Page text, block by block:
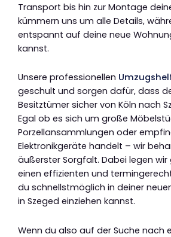
Transport bis hin zur Montage
kümmern uns um alle Details,
entspannt auf deine neue
kannst.
Unsere professionellen
geschult und sorgen dafür, dass
Besitztümer sicher von Köln nach
Egal ob es sich um große
Porzellansammlungen oder
Elektronikgeräte handelt – wir
äußerster Sorgfalt. Dabei legen
einen effizienten und
du schnellstmöglich in deiner
in Szeged einziehen kannst.
Wenn du also auf der Suche nach